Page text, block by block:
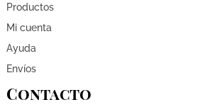
Productos
Mi cuenta
Ayuda
Envíos
Contacto